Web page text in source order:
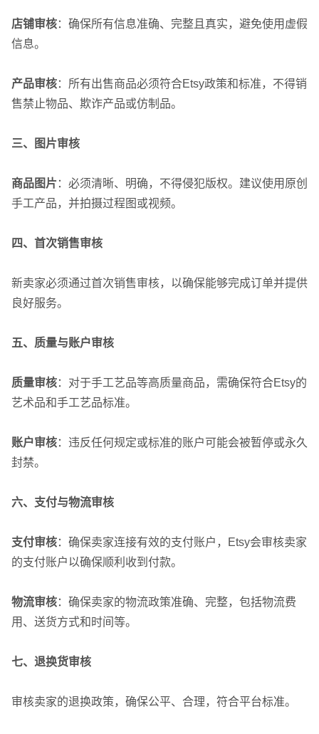
店铺审核：确保所有信息准确、完整且真实，避免使用虚假
信息。
产品审核：所有出售商品必须符合Etsy政策和标准，不得销
售禁止物品、欺诈产品或仿制品。
三、图片审核
商品图片 ：必须清晰、明确，不得侵犯版权。建议使用原创
手工产品，并拍摄过程图或视频。
四、首次销售审核
新卖家必须通过首次销售审核，以确保能够完成订单并提供
良好服务。
五、质量与账户审核
质量审核：对于手工艺品等高质量商品，需确保符合Etsy的
艺术品和手工艺品标准。
账户审核：违反任何规定或标准的账户可能会被暂停或永久
封禁。
六、支付与物流审核
支付审核：确保卖家连接有效的支付账户，Etsy会审核卖家
的支付账户以确保顺利收到付款。
物流审核：确保卖家的物流政策准确、完整，包括物流费
用、送货方式和时间等。
七、退换货审核
审核卖家的退换政策，确保公平、合理，符合平台标准。